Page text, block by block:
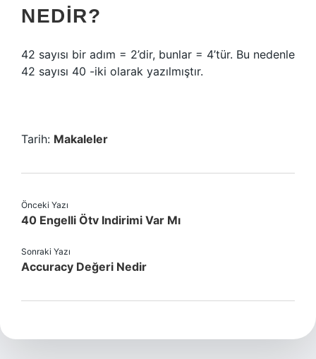
NEDIR?
42 sayısı bir adım = 2’dir, bunlar = 4’tür. Bu nedenle
42 sayısı 40 -iki olarak yazılmıştır.
Tarih: Makaleler
Önceki Yazı
40 Engelli Ötv Indirimi Var Mı
Sonraki Yazı
Accuracy Değeri Nedir